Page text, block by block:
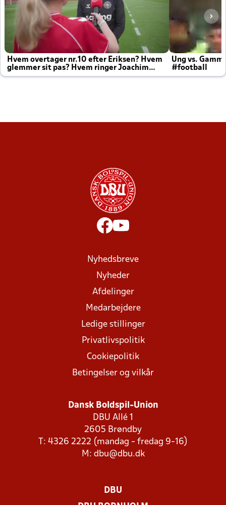
Hvem overtager nr.10 efter Eriksen? Hvem
glemmer sit pas? Hvem ringer Joachim
altid til efter kampe?
Ung vs.
#football
Nyhedsbreve
Nyheder
Afdelinger
Medarbejdere
Ledige stillinger
Privatlivspolitik
Cookiepolitik
Betingelser og vilkår
Dansk Boldspil-Union
DBU Allé 1
2605 Brøndby
T: 4326 2222 (mandag - fredag 9-16)
M: dbu@dbu.dk
DBU